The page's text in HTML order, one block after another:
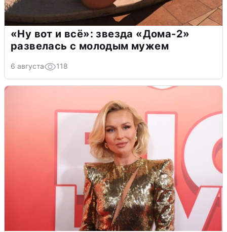
«Ну вот и всё»: звезда «Дома-2»
развелась с молодым мужем
6 августа 118